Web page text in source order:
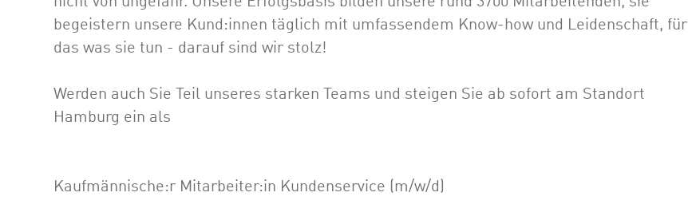
begeistern unsere Kund:innen täglich mit umfassendem Know-how und Leidenschaft, für
das was sie tun - darauf sind wir stolz!
Werden auch Sie Teil unseres starken Teams und steigen Sie ab sofort am Standort
Hamburg ein als
Kaufmännische:r Mitarbeiter:in Kundenservice (m/w/d)